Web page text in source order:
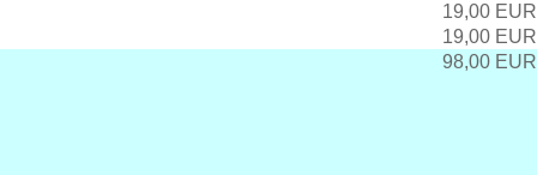
19,00 EUR
19,00 EUR
98,00 EUR